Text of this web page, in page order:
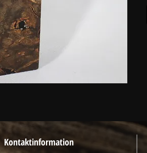
Kontaktinformation